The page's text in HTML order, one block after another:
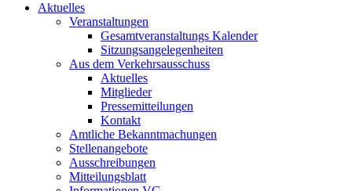
Aktuelles
Veranstaltungen
Gesamtveranstaltungs Kalender
Sitzungsangelegenheiten
Aus dem Verkehrsausschuss
Aktuelles
Mitglieder
Pressemitteilungen
Kontakt
Amtliche Bekanntmachungen
Stellenangebote
Ausschreibungen
Mitteilungsblatt